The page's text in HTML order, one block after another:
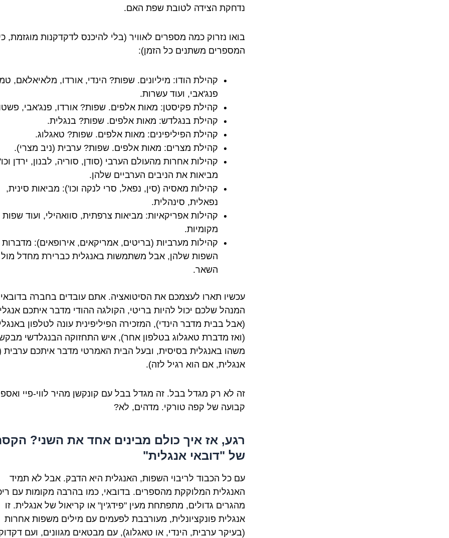
נדחקת הצידה לטובת שפת האם.
בואו נזרוק כמה מספרים לאוויר (בלי להיכנס לדקדקנות מוגזמת,
המספרים משתנים כל הזמן):
קהילת הודו: מיליונים. שפות? הינדי, אורדו, מלאיאלאם,
פנג'אבי, ועוד עשרות.
קהילת פקיסטן: מאות אלפים. שפות? אורדו, פנג'אבי,
קהילת בנגלדש: מאות אלפים. שפות? בנגלית.
קהילת הפיליפינים: מאות אלפים. שפות? טאגלוג.
קהילת מצרים: מאות אלפים. שפות? ערבית (ניב מצרי).
קהילות אחרות מהעולם הערבי (סודן, סוריה, לבנון, ירדן
מביאות את הניבים הערביים שלהן.
קהילות מאסיה (סין, נפאל, סרי לנקה וכו'): מביאות סינית,
נפאלית, סינהלית.
קהילות אפריקאיות: מביאות צרפתית, סוואהילי, ועוד שפות
מקומיות.
קהילות מערביות (בריטים, אמריקאים, אירופאים):
השפות שלהן, אבל משתמשות באנגלית כברירת מחדל מול
השאר.
עכשיו תארו לעצמכם את הסיטואציה. אתם עובדים בחברה
המנהל שלכם יכול להיות בריטי, הקולגה ההודי מדבר איתכם
(אבל בבית מדבר הינדי), המזכירה הפיליפינית עונה לטלפון
(ואז מדברת טאגלוג בטלפון אחר), איש התחזוקה הבנגלדשי
משהו באנגלית בסיסית, ובעל הבית האמרטי מדבר איתכם ערבית
אנגלית, אם הוא רגיל לזה).
זה לא רק מגדל בבל. זה מגדל בבל עם קונקשן מהיר לווי-פיי
קבועה של קפה טורקי. מדהים, לא?
רגע, אז איך כולם מבינים אחד את השני?
של "דובאי אנגלית"
עם כל הכבוד לריבוי השפות, האנגלית היא הדבק. אבל לא תמיד
האנגלית המלוקקת מהספרים. בדובאי, כמו בהרבה מקומות עם
מהגרים גדולים, מתפתחת מעין "פידג'ין" או קריאול של אנגלית. זו
אנגלית פונקציונלית, מעורבבת לפעמים עם מילים משפות אחרות
(בעיקר ערבית, הינדי, או טאגלוג), עם מבטאים מגוונים, ועם